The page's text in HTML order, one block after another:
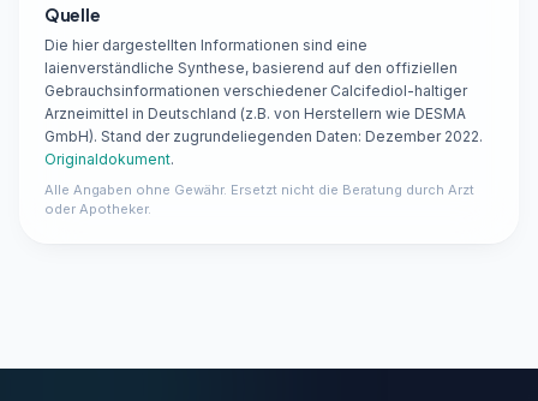
Quelle
Die hier dargestellten Informationen sind eine
laienverständliche Synthese, basierend auf den offiziellen
Gebrauchsinformationen verschiedener Calcifediol-haltiger
Arzneimittel in Deutschland (z.B. von Herstellern wie DESMA
GmbH). Stand der zugrundeliegenden Daten: Dezember 2022.
Originaldokument.
Alle Angaben ohne Gewähr. Ersetzt nicht die Beratung durch Arzt
oder Apotheker.